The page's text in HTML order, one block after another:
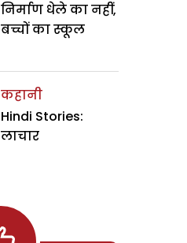
निर्माण धेले का नहीं,
बच्चों का स्कूल
कहानी
Hindi Stories:
लाचार